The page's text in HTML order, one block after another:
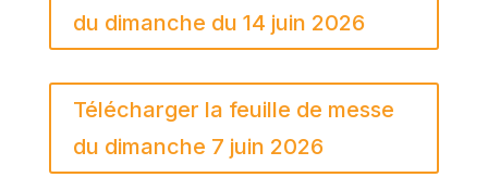
du dimanche du 14 juin 2026
Télécharger la feuille de messe
du dimanche 7 juin 2026